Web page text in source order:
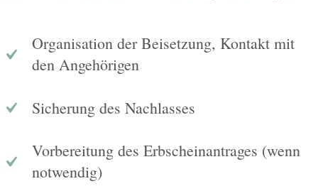
Organisation der Beisetzung, Kontakt mit
den Angehörigen
Sicherung des Nachlasses
Vorbereitung des Erbscheinantrages (wenn
notwendig)